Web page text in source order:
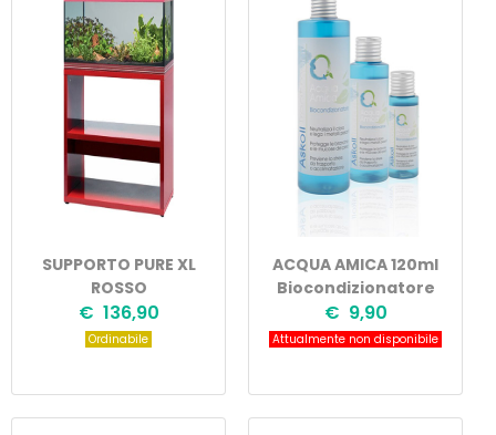
SUPPORTO PURE XL
ROSSO
€ 136,90
Ordinabile
ACQUA AMICA 120ml
Biocondizionatore
€ 9,90
Attualmente non disponibile